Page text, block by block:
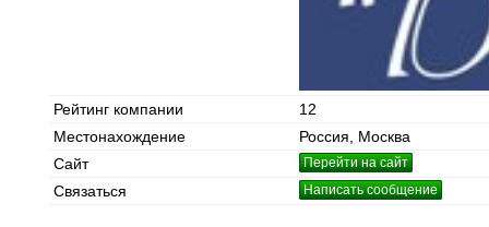
Рейтинг компании
12
Местонахождение
Россия, Москва
Сайт
Перейти на сайт
Связаться Написать сообщение